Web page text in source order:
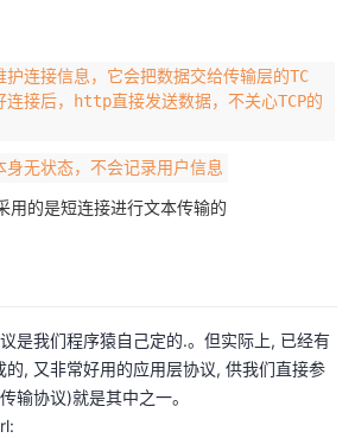
连接信息，它会把数据交给传输层的TC
连接后，http直接发送数据，不关心TCP的
无状态，不会记录用户信息
用的是短连接进行文本传输的
是我们程序猿自己定的.。但实际上, 已经有
的, 又非常好用的应用层协议, 供我们直接参
输协议)就是其中之一。